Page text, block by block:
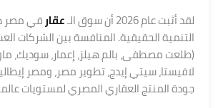
لقد أثبت عام 2026 أن سوق الـ عقارفي مصر
التنمية الحقيقية. المنافسة بين الشركات
(طلعت مصطفى، بالم هيلز، إعمار، سوديك،
لافيستا، سيتي إيدج، تطوير مصر، ومصر
جودة المنتج العقاري المصري لمستويات